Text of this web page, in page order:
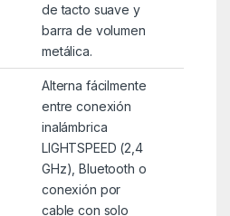
de tacto suave y
barra de volumen
metálica.
Alterna fácilmente
entre conexión
inalámbrica
LIGHTSPEED (2,4
GHz), Bluetooth o
conexión por
cable con solo